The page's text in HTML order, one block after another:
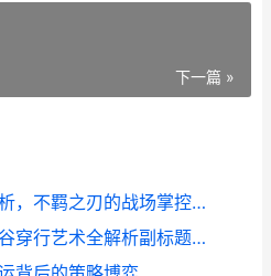
下一篇 »
王者荣耀夏侯惇技能解析，不羁之刃的战场掌控之道副标题，独目苍狼的攻守艺术
王者荣耀怎么穿墙，峡谷穿行艺术全解析副标题，掌握这些技巧让你来去自如